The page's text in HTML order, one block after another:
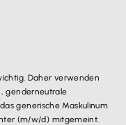
Daher verwenden
genderneutrale
generische Maskulinum
(m/w/d) mitgemeint.